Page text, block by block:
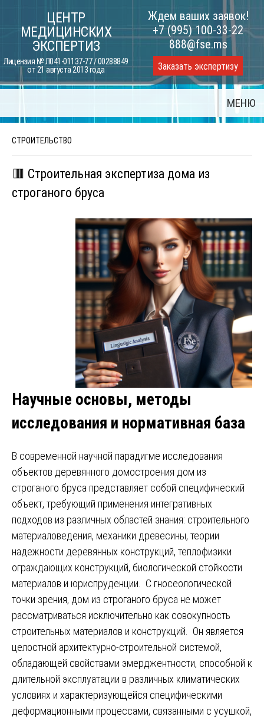
content
ЦЕНТР
МЕДИЦИНСКИХ
ЭКСПЕРТИЗ
Лицензия № Л041-01137-77 / 00288849
от 21 августа 2013 года
Ждем ваших заявок!
+7 (995) 100-33-22
888@fse.ms
Заказать экспертизу
МЕНЮ
СТРОИТЕЛЬСТВО
🟥 Строительная экспертиза дома из
строганого бруса
Научные основы, методы
исследования и нормативная база
В современной научной парадигме исследования
объектов деревянного домостроения дом из
строганого бруса представляет собой специфический
объект, требующий применения интегративных
подходов из различных областей знания: строительного
материаловедения, механики древесины, теории
надежности деревянных конструкций, теплофизики
ограждающих конструкций, биологической стойкости
материалов и юриспруденции. С гносеологической
точки зрения, дом из строганого бруса не может
рассматриваться исключительно как совокупность
строительных материалов и конструкций. Он является
целостной архитектурно-строительной системой,
обладающей свойствами эмерджентности, способной к
длительной эксплуатации в различных климатических
условиях и характеризующейся специфическими
деформационными процессами, связанными с усушкой,